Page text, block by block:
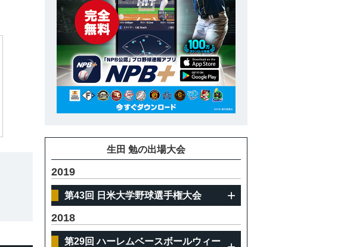
大学
第29回 ハーレムベースボールウィーク
背番号
50
投打
生田 勉の出場大会
2019
第43回 日米大学野球選手権大会
2018
第29回 ハーレムベースボールウィー